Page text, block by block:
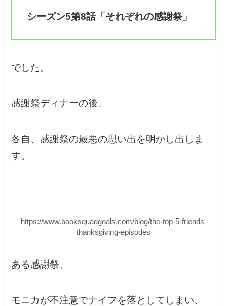
シーズン5第8話「それぞれの感謝祭」
でした。
感謝祭ディナーの後、
各自、感謝祭の最悪の思い出を明かし出しま
す。
https://www.booksquadgoals.com/blog/the-top-5-friends-
thanksgiving-episodes
ある感謝祭、
モニカが不注意でナイフを落としてしまい、